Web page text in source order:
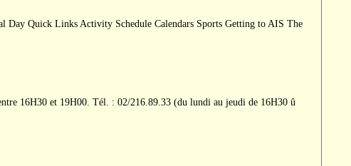
Day Quick Links Activity Schedule Calendars Sports Getting to AIS The
16H30 et 19H00. Tél. : 02/216.89.33 (du lundi au jeudi de 16H30 û